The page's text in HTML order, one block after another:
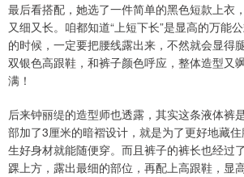
最后看搭配，她选了一件简单的黑色短款上衣
又细又长。咱都知道“上短下长”是显高的万能
的时候，一定要把腰线露出来，不然就会显得
双银色高跟鞋，和裤子颜色呼应，整体造型又
满！
后来钟丽缇的造型师也透露，其实这条液体裤
部加了3厘米的暗褶设计，就是为了更好地藏
生好身材就能随便穿。而且裤子的裤长也经过
踝上方，露出最细的部位，再配上高跟鞋，显